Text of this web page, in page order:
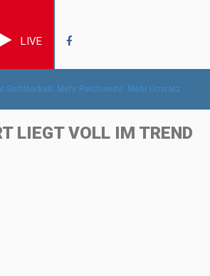
LIVE
LIEGT VOLL IM TREND